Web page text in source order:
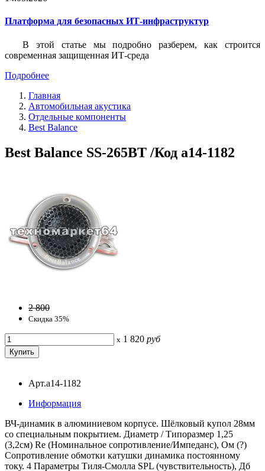
Платформа для безопасных ИТ-инфраструктур
В этой статье мы подробно разберем, как строится
современная защищенная ИТ-среда
Подробнее
Главная
Автомобильная акустика
Отдельные компоненты
Best Balance
Best Balance SS-265BT /Код a14-1182
2 800
Скидка 35%
x 1 820 руб
Арт.a14-1182
Информация
ВЧ-динамик в алюминиевом корпусе. Шёлковый купол 28мм
со специальным покрытием. Диаметр / Типоразмер 1,25
(3,2см) Re (Номинальное сопротивление/Импеданс), Ом (?)
Сопротивление обмотки катушки динамика постоянному
току. 4 Параметры Тиля-Смолла SPL (чувствительность), Дб